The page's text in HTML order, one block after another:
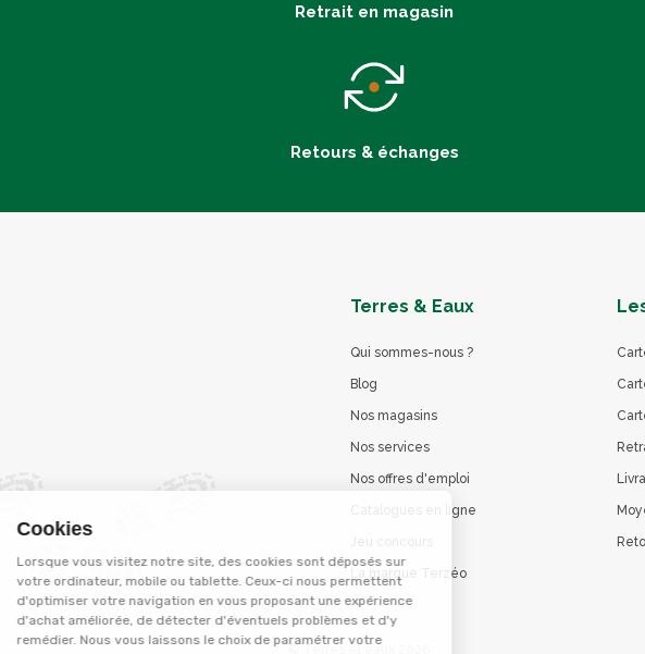
Cookies
Lorsque vous visitez notre site, des cookies sont déposés sur
votre ordinateur, mobile ou tablette. Ceux-ci nous permettent
d'optimiser votre navigation en vous proposant une expérience
d'achat améliorée, de détecter d'éventuels problèmes et d'y
remédier. Nous vous laissons le choix de paramétrer votre
Retrait en magasin
Retours & échanges
Terres & Eaux
Qui sommes-nous ?
Blog
Nos magasins
Nos services
Nos offres d'emploi
Catalogues en ligne
La marque Terzéo
© Terres et eaux 2026